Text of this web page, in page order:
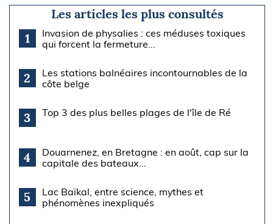
Les articles les plus consultés
1
Invasion de physalies : ces méduses toxiques
qui forcent la fermeture...
2
Les stations balnéaires incontournables de la
côte belge
3 Top 3 des plus belles plages de l'île de Ré
4
Douarnenez, en Bretagne : en août, cap sur la
capitale des bateaux...
5
Lac Baïkal, entre science, mythes et
phénomènes inexpliqués